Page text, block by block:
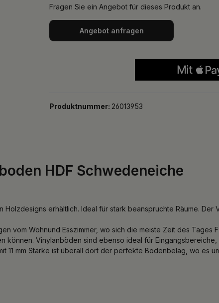
Fragen Sie ein Angebot für dieses Produkt an.
Angebot anfragen
Produktnummer: 26013953
HDF Schwedeneiche
erhältlich. Ideal für stark beanspruchte Räume. Der
vom Wohnund Esszimmer, wo sich die meiste Zeit des Tages
Vinylanböden sind ebenso ideal für Eingangsbereiche,
mm Stärke ist überall dort der perfekte Bodenbelag, wo es